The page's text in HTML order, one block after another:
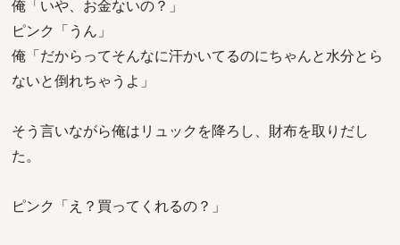
俺「いや、お金ないの？」
ピンク「うん」
俺「だからってそんなに汗かいてるのにちゃんと水分とら
ないと倒れちゃうよ」
そう言いながら俺はリュックを降ろし、財布を取りだし
た。
ピンク「え？買ってくれるの？」